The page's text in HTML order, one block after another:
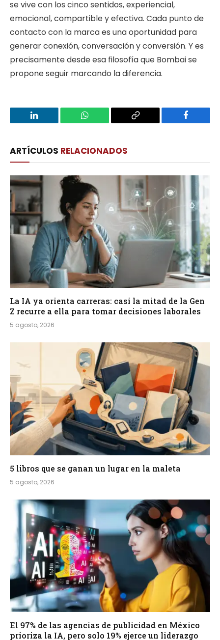
se vive con los cinco sentidos, experiencial,
emocional, compartible y efectiva. Cada punto de
contacto con la marca es una oportunidad para
generar conexión, conversación y conversión. Y es
precisamente desde esa filosofía que Bombai se
propone seguir marcando la diferencia.
LinkedIn WhatsApp
Copy
Facebook
ARTÍCULOS RELACIONADOS
La IA ya orienta carreras: casi la mitad de la Gen
Z recurre a ella para tomar decisiones laborales
5 agosto, 2026
5 libros que se ganan un lugar en la maleta
5 agosto, 2026
El 97% de las agencias de publicidad en México
prioriza la IA, pero solo 19% ejerce un liderazgo